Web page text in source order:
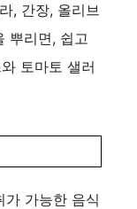
, 간장, 올리브
뿌리면, 쉽고
토마토 샐러
가 가능한 음식